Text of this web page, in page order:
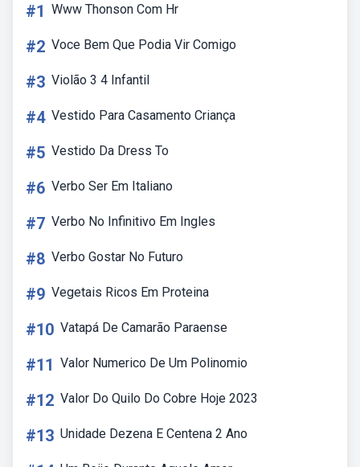
#1 Www Thonson Com Hr
#2 Voce Bem Que Podia Vir Comigo
#3 Violão 3 4 Infantil
#4 Vestido Para Casamento Criança
#5 Vestido Da Dress To
#6 Verbo Ser Em Italiano
#7 Verbo No Infinitivo Em Ingles
#8 Verbo Gostar No Futuro
#9 Vegetais Ricos Em Proteina
#10 Vatapá De Camarão Paraense
#11 Valor Numerico De Um Polinomio
#12 Valor Do Quilo Do Cobre Hoje 2023
#13 Unidade Dezena E Centena 2 Ano